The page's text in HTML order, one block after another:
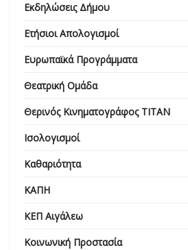
Εκδηλώσεις Δήμου
Ετήσιοι Απολογισμοί
Ευρωπαϊκά Προγράμματα
Θεατρική Ομάδα
Θερινός Κινηματογράφος ΤΙΤΑΝ
Ισολογισμοί
Καθαριότητα
ΚΑΠΗ
ΚΕΠ Αιγάλεω
Κοινωνική Προστασία